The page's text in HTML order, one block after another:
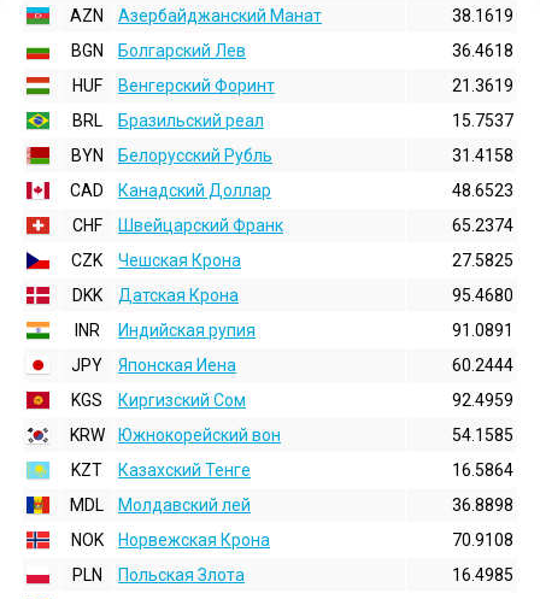
AZN
Азербайджанский Манат
38.1619
BGN
Болгарский Лев
36.4618
HUF
Венгерский Форинт
21.3619
BRL
Бразильский реал
15.7537
BYN
Белорусский Рубль
31.4158
CAD
Канадский Доллар
48.6523
CHF
Швейцарский Франк
65.2374
CZK
Чешская Крона
27.5825
DKK
Датская Крона
95.4680
INR
Индийская pупия
91.0891
JPY
Японская Иена
60.2444
KGS
Киргизский Сом
92.4959
KRW
Южнокорейский вон
54.1585
KZT
Казахский Тенге
16.5864
MDL
Молдавский лей
36.8898
NOK
Норвежская Крона
70.9108
PLN
Польская Злота
16.4985